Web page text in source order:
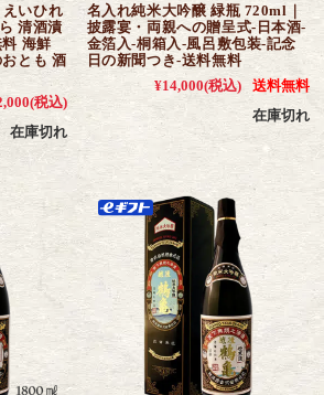
えいひれ
清酒漬
海鮮
とも 酒
(税込)
在庫切れ
名入れ純米大吟醸 緑瓶 720ml｜
披露宴・両親への贈呈式-日本酒-
金箔入-桐箱入-風呂敷包装-記念
日の新聞つき-送料無料
¥14,000(税込)
送料無料
在庫切れ